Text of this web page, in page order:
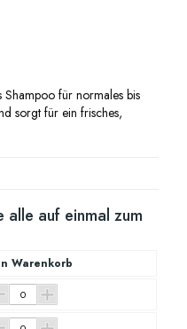
Shampoo für normales bis
sorgt für ein frisches,
alle auf einmal zum
Warenkorb